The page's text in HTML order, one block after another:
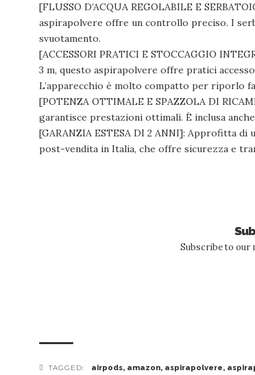
[FLUSSO D’ACQUA REGOLABILE E
aspirapolvere offre un controllo preciso. I
svuotamento.
[ACCESSORI PRATICI E STOCCAGGIO
3 m, questo aspirapolvere offre pratici
L’apparecchio è molto compatto per riporlo
[POTENZA OTTIMALE E SPAZZOLA DI
garantisce prestazioni ottimali. È inclusa
[GARANZIA ESTESA DI 2 ANNI]: Approfitta di
post-vendita in Italia, che offre sicurezza e
Subscribe to our
TAGGED: airpods, amazon, aspirapolvere,